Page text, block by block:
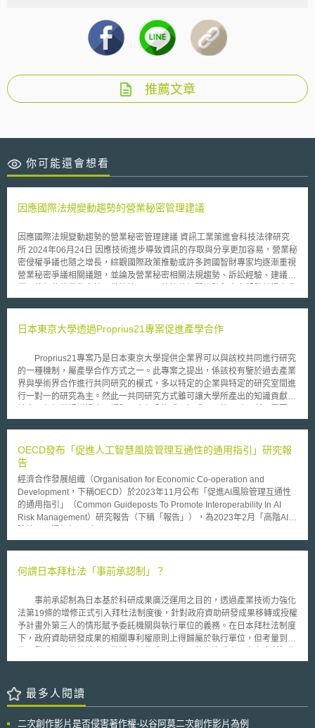
推薦文章
你可能還會想看
因應國際法規變動趨勢的營業秘密管理建議
因應國際法規變動趨勢的營業秘密管理建議 資訊工業策進會科技法律研究
所 2024年06月24日 因應技術進步導致資訊的存取與分享更加容易，營業秘
密侵權爭議也隨之增長，綜觀國際政策推動或許多跨國智財專家均逐漸重視
營業秘密爭議相關議題，並論及營業秘密相關法規趨勢、訴訟經驗、建議企
國企業建議。 壹、法規變動趨勢 從國際趨勢以觀，各國針對「競業禁止」
條款避免機密資訊外洩的難度提高，企業多轉而透過營業秘密管理來加強防
（Federal Trade Commission，下稱FTC）於今年，2024年4月23日推出
一項最終規定「Non-Compete Clause Rule[1]」，該規則將針對除了高級
管理人員以外之員工，使僱主與員工之間已簽訂競業禁止協議無效，並禁止
未來僱主與員工簽訂競業禁止合約。 （二）英國擬立法限制「競業禁止」
案判決及既判例來執行。英國政府於2020年12月4日至2021年2月26日期間
府在該報告中提出，就目前國際實務上競業禁止條款之執行期間除了美國部
分州已直接被禁止外，多半未進行太多限制，如德國最高為24個月、義大利
最長可達三至五年，而英國政府提出其擬將在議會時間允許的情況下提出立
法領先引入「最多三個月[3]」之上限，對於競業禁止條款進行限制。 二、
合理保密措施 承上所述，基於「競業禁止」條款的效力可能因為政策、法
規變動或在不同國家的規定不同而導致已簽署之競業禁止條款失去效力、尚
未簽署之契約禁止再簽署競業禁止條款或只允許在受有限制之情況下簽署
等，企業透過此類限制性條款來避免機密資訊外洩的難度提高，使的企業多
密的「合理保密措施」之法律要件。 以美國加州為例，該州多年前就禁止
合理保密措施除了作為補足無法使用限制性條款（競業禁止條款）之替代管
制措施具有「預防營業秘密洩漏之效果」以外；更具有在營業秘密侵權發生
後，訴訟上舉證之用。許多智財實務專家表示，無論是在哪一國法規的管轄
下，權利人共通性的困難多在於訴訟的舉證上，因此專家建議企業應留存營
業而言，首先應識別並記錄出營業秘密（機密）範圍，才能明確管制措施的
範圍，並透過機密的標示（例如浮水印）來使員工能夠認知到接觸的資訊為
公司重要的營業秘密。 （二）監控 針對下載、複印、數據傳輸行為或者其
日本東京大學透過Proprius21專案促進產學合作
Proprius21專案乃是日本東京大學提供企業界可以與該校共同進行研究
的一種機制，屬產學合作方式之一。此專案之提出，係該校有鑒於過去產業
界與學術界合作進行共同研究的模式，多以特定的企業與特定的研究室間進
行一對一的研究為主。然此一共同研究方式雖可讓大學所產出的知識貢獻給
個可以創造更大規模的創新的機制。基此，東京大學希望透過Proprius21專
案，以實現從多樣化的觀點來因應數個或一個企業需求之共同研究（多對多
或多對一），並結合校內能量完成提案的機制。 東京大學規劃在校內
以三階段活動進行Proprius21專案：(1)公開交換意見，即讓「產業界與學
術界相遇的場合」的廣場活動。(2)濃縮出最佳的主題，以及尋找最佳成員
之個別活動。(3)由成員縝密地製作計畫，由成員以外的人審視計畫內容，
打造一個更為優質計劃的篩選活動。 為了推動Proprius21專案，東京
大學係由產學合作研究推進部協助日本企業與校內研究人員進行個別的會議
為止間之各階段提供各種支援。此外，該部人員也會接受來自產業界的諮
的內容等各種支援。
OECD發布「促進人工智慧風險管理互通性的通用指引」研究報
告
經濟合作發展組織（Organisation for Economic Co-operation and
Development，下稱OECD）於2023年11月公布「促進AI風險管理互通性
的通用指引」（Common Guideposts To Promote Interoperability In AI
Risk Management）研究報告（下稱「報告」），為2023年2月「高階AI風
Framework，下稱「互通框架」）之延伸研究。 報告中主要說明「互通框
進行比較分析。首先，「互通框架」的四個步驟分別為： 1. 「定義」AI風
「處理」風險，以停止、減輕或預防傷害； 4.「治理」風險管理流程，包括
透過持續的監督、審查、記錄、溝通與諮詢、各參與者的角色和責任分配、
建立問責制等作法，打造組織內部的風險管理文化。 其次，本報告指出，
目前國際主要AI風險管理框架大致上與OECD「互通框架」的四個主要步驟
一致，然因涵蓋範圍有別，框架間難免存在差異，最大差異在於「治理」功
並瀏覽多種風險管理的落實方法、工具和實踐方式。OECD的努力或許能促
進全球AI治理的一致性，進而減輕企業的合規負擔，其後續發展值得持續追
蹤觀察。
何謂日本拜杜法「事前承認制」？
事前承認制為日本基於科研成果廣泛運用之目的，透過產業技術力強化
法第19條的增修正式引入拜杜法制度後，針對政府資助研發成果移轉或授權
予計畫外第三人的情形賦予委託機關與執行單位的義務。在日本拜杜法制度
下，政府資助研發成果的相關專利權原則上得歸屬於執行單位，但考量到這
的科研成果難以被運用，從而無法達成促進成果運用的法目的，因此在該法
行單位之政府資助研發成果所涉及專利權給第三人，或將使用該些專利權的
權利設定或移轉予第三人時，除了符合政令所定不妨礙專利權運用之情形
最多人閱讀
二次創作影片是否侵害著作權-以谷阿莫二次創作影片為例